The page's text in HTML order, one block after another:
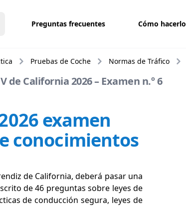
Preguntas frecuentes Cómo hacerlo
Pruebas de Coche Normas de Tráfico
de California 2026 – Examen n.º 6
examen
conocimientos
de California, deberá pasar una
de 46 preguntas sobre leyes de
de conducción segura, leyes de